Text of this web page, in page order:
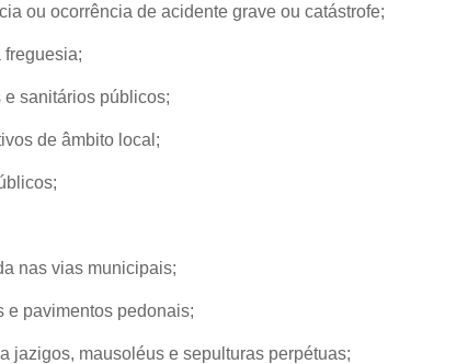
ou ocorrência de acidente grave ou catástrofe;
freguesia;
sanitários públicos;
de âmbito local;
nas vias municipais;
e pavimentos pedonais;
jazigos, mausoléus e sepulturas perpétuas;